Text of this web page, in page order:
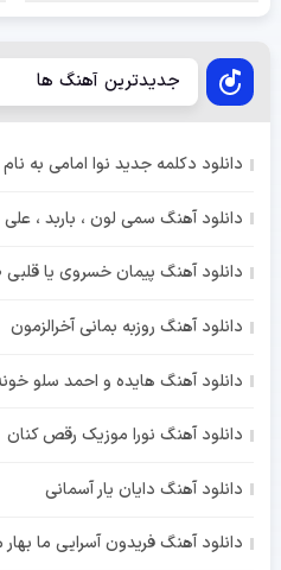
جدیدترین آهنگ ها
دانلود دکلمه جدید نوا امامی به
دانلود آهنگ سمی لون ، باربد ،
دانلود آهنگ پیمان خسروی یا
دانلود آهنگ روزبه بمانی آخرالزمون
دانلود آهنگ هایده و احمد سلو
دانلود آهنگ نورا موزیک رقص کنان
دانلود آهنگ دایان یار آسمانی
دانلود آهنگ فریدون آسرایی ما